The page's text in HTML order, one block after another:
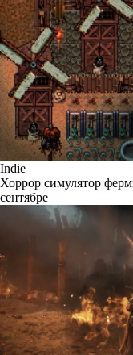
Indie
Хоррор симулятор
сентябре